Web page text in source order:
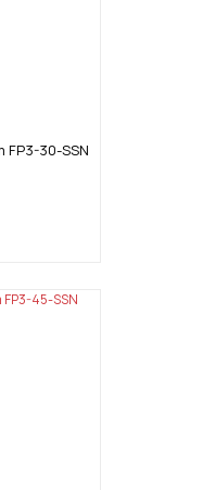
FP3-30-SSN